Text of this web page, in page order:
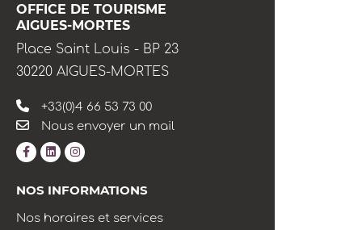
OFFICE DE TOURISME
AIGUES-MORTES
Place Saint Louis - BP 23
30220 AIGUES-MORTES
+33(0)4 66 53 73 00
Nous envoyer un mail
NOS INFORMATIONS
Nos horaires et services